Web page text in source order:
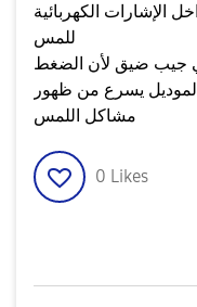
الإشارات الكهربائية
للمس
جيب ضيق لأن الضغط
يسرع من ظهور
مشاكل اللمس
0 Likes